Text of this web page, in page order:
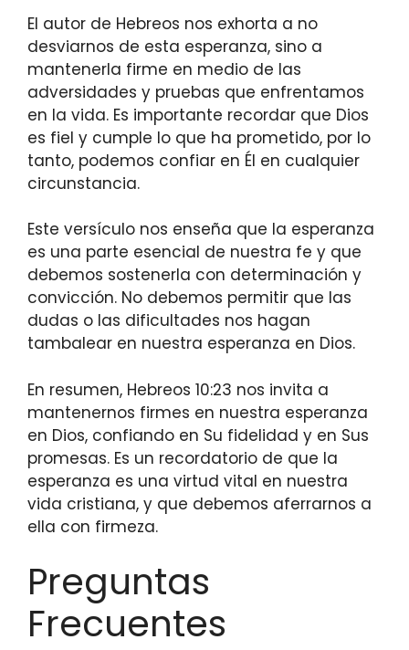
El autor de Hebreos nos exhorta a no
desviarnos de esta esperanza, sino a
mantenerla firme en medio de las
adversidades y pruebas que enfrentamos
en la vida. Es importante recordar que Dios
es fiel y cumple lo que ha prometido, por lo
tanto, podemos confiar en Él en cualquier
circunstancia.
Este versículo nos enseña que la esperanza
es una parte esencial de nuestra fe y que
debemos sostenerla con determinación y
convicción. No debemos permitir que las
dudas o las dificultades nos hagan
tambalear en nuestra esperanza en Dios.
En resumen, Hebreos 10:23 nos invita a
mantenernos firmes en nuestra esperanza
en Dios, confiando en Su fidelidad y en Sus
promesas. Es un recordatorio de que la
esperanza es una virtud vital en nuestra
vida cristiana, y que debemos aferrarnos a
ella con firmeza.
Preguntas
Frecuentes